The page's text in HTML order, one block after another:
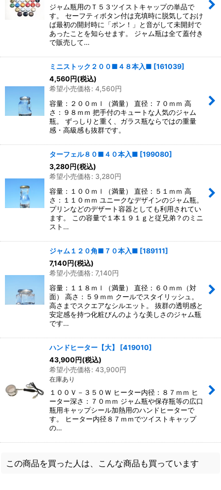
ジャム瓶用のＴ５３ツイストキャップの単品で
す。 セーフティボタン付は充填時に脱気しておけ
ば最初の開封時に「ポン！」と音がして未開封で
あったことを知らせます。 ジャム瓶は全て蓋付き
で販売して…
ミニストック２００■４８本入■ [161039]
4,560円(税込)
希望小売価格: 4,560円
容量：２００ｍｌ（満量） 直径：７０ｍｍ 高
さ：９８ｍｍ 把手付のキュートな人気のジャム
瓶。 ずっしりと重く、ガラス瓶ならではの重量
感・高級感も抜群です。
ターフェル８０■４０本入■ [199080]
3,280円(税込)
希望小売価格: 3,280円
容量：１００ｍｌ（満量） 直径：５１ｍｍ 高
さ：１１０ｍｍ ユニークなデザインのジャム瓶。
プリンなどのデザート容器としても利用されてい
ます。 この容量で１本１９１ｇと従兄弟？のミニ
スト…
ジャム１２０角■７０本入■ [189111]
7,140円(税込)
希望小売価格: 7,140円
容量：１１８ｍｌ（満量） 直径：６０ｍｍ（対
面） 高さ：５９ｍｍ クールでスタイリッシュ。
高さまでスクエアなシルエット。 抜群の透明感と
安定感を持つ化粧びんのような美しさのジャム瓶
です…
ハンドヒーター【大】 [419010]
43,900円(税込)
希望小売価格: 43,900円
在庫あり
１００Ｖ－３５０Ｗ ヒーター内径：８７ｍｍ ヒ
ーター深さ：７０ｍｍ ジャム瓶や保存瓶等の広口
瓶用キャップシール加熱用のハンドヒーターで
す。 ヒーター内径８７ｍｍでツイストキャップ
の…
この商品を買った人は、こんな商品も買っています